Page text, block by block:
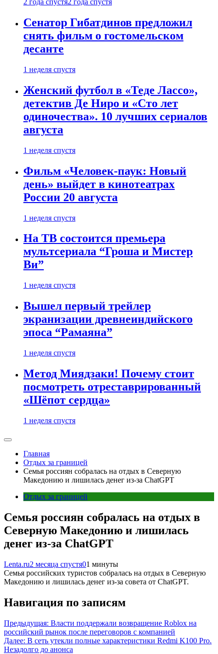
2 года спустя2 года спустя
Сенатор Гибатдинов предложил
снять фильм о гостомельском
десанте
1 неделя спустя
Женский футбол в «Теде Лассо»,
детектив Де Ниро и «Сто лет
одиночества». 10 лучших сериалов
августа
1 неделя спустя
Фильм «Человек-паук: Новый
день» выйдет в кинотеатрах
России 20 августа
1 неделя спустя
На ТВ состоится премьера
мультсериала “Гроша и Мистер
Ви”
1 неделя спустя
Вышел первый трейлер
экранизации древнеиндийского
эпоса “Рамаяна”
1 неделя спустя
Метод Миядзаки! Почему стоит
посмотреть отреставрированный
«Шёпот сердца»
1 неделя спустя
Главная
Отдых за границей
Семья россиян собралась на отдых в Северную
Македонию и лишилась денег из-за ChatGPT
Отдых за границей
Семья россиян собралась на отдых в
Северную Македонию и лишилась
денег из-за ChatGPT
Lenta.ru2 месяца спустя01 минуты
Семья российских туристов собралась на отдых в Северную
Македонию и лишилась денег из-за совета от ChatGPT.
Навигация по записям
Предыдущая: Власти поддержали возвращение Roblox на
российский рынок после переговоров с компанией
Далее: В сеть утекли полные характеристики Redmi K100 Pro.
Незадолго до анонса